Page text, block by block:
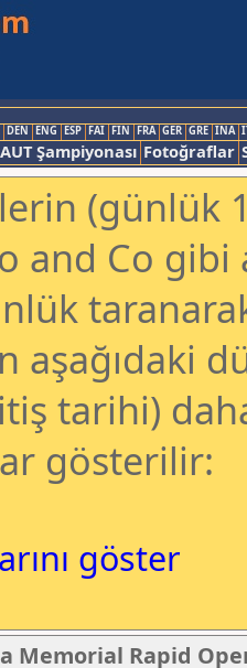
DEN ENG ESP FAI FIN FRA GER GRE INA
AUT Şampiyonası Fotoğraflar
(günlük
and Co
aşağıdaki
tarihi)
gösterilir:
göster
Memorial Rapid